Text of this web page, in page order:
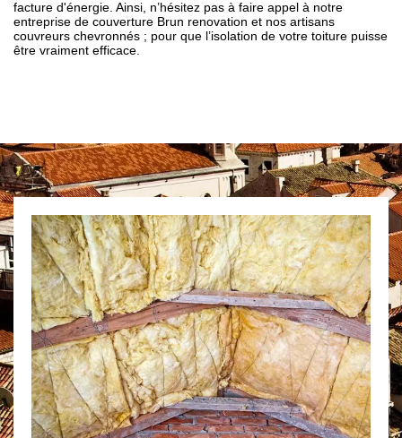
facture d'énergie. Ainsi, n’hésitez pas à faire appel à notre
entreprise de couverture Brun renovation et nos artisans
couvreurs chevronnés ; pour que l’isolation de votre toiture puisse
être vraiment efficace.